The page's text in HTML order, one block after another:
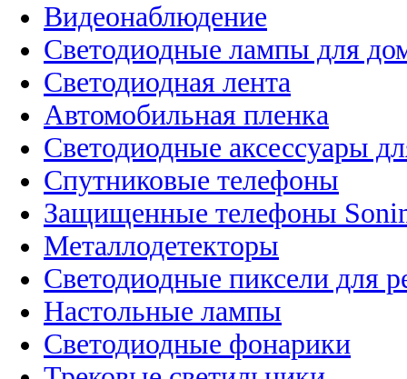
Видеонаблюдение
Светодиодные лампы для
Светодиодная лента
Автомобильная пленка
Светодиодные аксессуары
Спутниковые телефоны
Защищенные телефоны
Металлодетекторы
Светодиодные пиксели для
Настольные лампы
Светодиодные фонарики